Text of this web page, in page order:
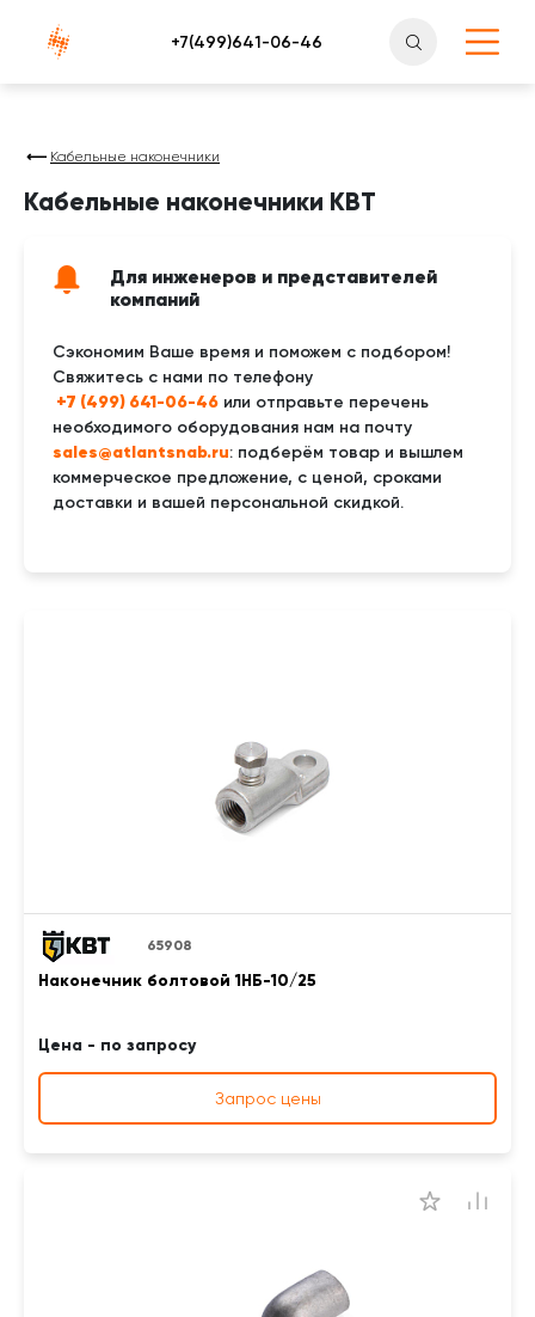
Атлантснаб
Кабельные наконечники
Кабельные наконечники КВТ
Для инженеров и представителей
компаний
Сэкономим Ваше время и поможем с подбором!
Свяжитесь с нами по телефону
+7 (499) 641-06-46 или отправьте перечень
необходимого оборудования нам на почту
sales@atlantsnab.ru: подберём товар и вышлем
коммерческое предложение, с ценой, сроками
доставки и вашей персональной скидкой.
65908
Наконечник болтовой 1НБ-10/25
Цена - по запросу
Запрос цены